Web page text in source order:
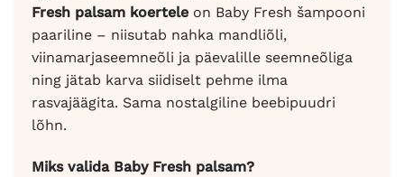
Fresh palsam koertele on Baby Fresh šampooni
paariline – niisutab nahka mandliõli,
viinamarjaseemneõli ja päevalille seemneõliga
ning jätab karva siidiselt pehme ilma
rasvajäägita. Sama nostalgiline beebipuudri
lõhn.
Miks valida Baby Fresh palsam?